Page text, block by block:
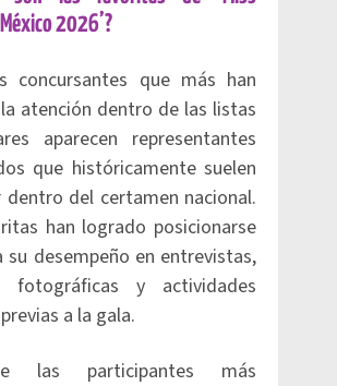
2026’?
concursantes que más han
atención dentro de las listas
aparecen representantes
que históricamente suelen
dentro del certamen nacional.
han logrado posicionarse
su desempeño en entrevistas,
fotográficas y actividades
a la gala.
las participantes más